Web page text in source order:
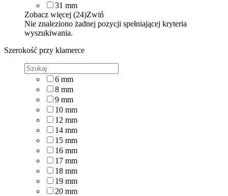
31 mm
Zobacz więcej (24)Zwiń
Nie znaleziono żadnej pozycji spełniającej kryteria
wyszukiwania.
Szerokość przy klamerce
6 mm
8 mm
9 mm
10 mm
12 mm
14 mm
15 mm
16 mm
17 mm
18 mm
19 mm
20 mm